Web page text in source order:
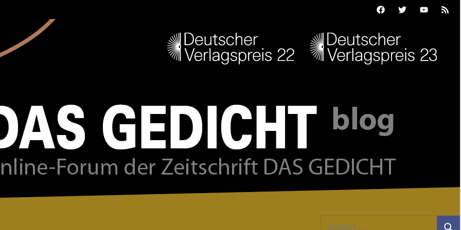
FacebookTwitterYoutubeFeed
Suchen